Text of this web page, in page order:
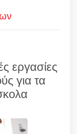
εργασίες
για τα